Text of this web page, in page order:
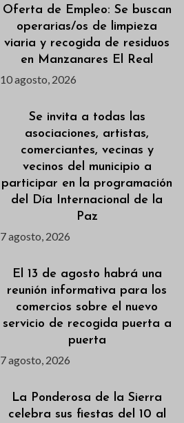
Oferta de Empleo: Se buscan
operarias/os de limpieza
viaria y recogida de residuos
en Manzanares El Real
10 agosto, 2026
Se invita a todas las
asociaciones, artistas,
comerciantes, vecinas y
vecinos del municipio a
participar en la programación
del Día Internacional de la
Paz
7 agosto, 2026
El 13 de agosto habrá una
reunión informativa para los
comercios sobre el nuevo
servicio de recogida puerta a
puerta
7 agosto, 2026
La Ponderosa de la Sierra
celebra sus fiestas del 10 al